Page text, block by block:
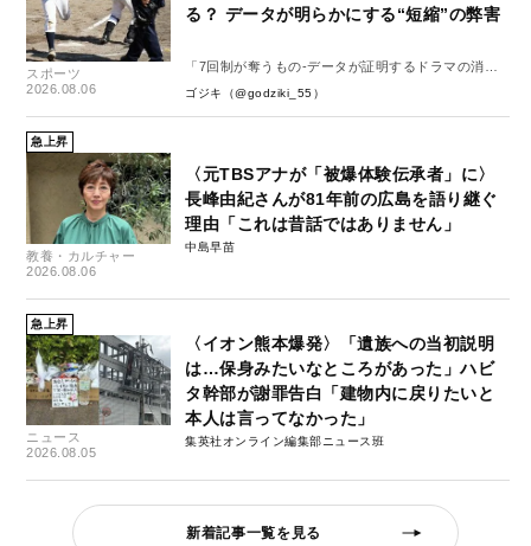
スポーツ
2026.08.06
る？ データが明らかにする“短縮”の弊害
「7回制が奪うもの-データが証明するドラマの消
失-」
ゴジキ（@godziki_55）
急上昇
教養・カルチャー
2026.08.06
〈元TBSアナが「被爆体験伝承者」に〉
長峰由紀さんが81年前の広島を語り継ぐ
理由「これは昔話ではありません」
中島早苗
急上昇
ニュース
2026.08.05
〈イオン熊本爆発〉「遺族への当初説明
は…保身みたいなところがあった」ハビ
タ幹部が謝罪告白「建物内に戻りたいと
本人は言ってなかった」
集英社オンライン編集部ニュース班
新着記事一覧を見る